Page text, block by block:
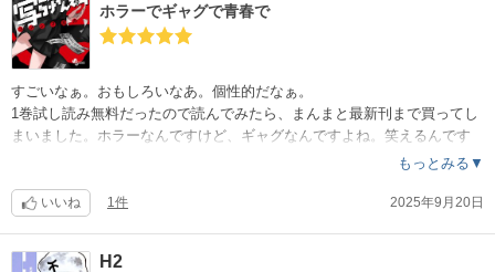
ホラーでギャグで青春で
すごいなぁ。おもしろいなあ。個性的だなぁ。
1巻試し読み無料だったので読んでみたら、まんまと最新刊まで買ってし
まいました。ホラーなんですけど、ギャグなんですよね。笑えるんです
よね。さらに言えば、読んでいて青春感が羨ましかったりするんですよ
すけど、読者側は怖さよりも安心感が勝つんですよね。
もっとみる▼
いいね 1件 2025年9月20日
H2